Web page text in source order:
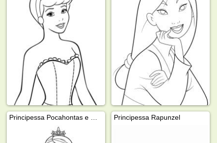
Principessa Pocahontas e Meeko Principessa Rapunzel